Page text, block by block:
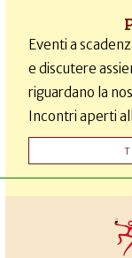
Eventi a
e discutere
riguardano la
Incontri aperti